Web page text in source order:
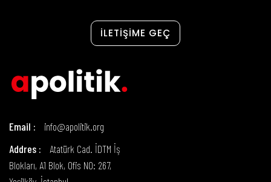
İLETİŞİME GEÇ
Email :
info@apolitik.org
Addres :
Atatürk Cad. İDTM İş
Blokları, A1 Blok, Ofis NO: 267,